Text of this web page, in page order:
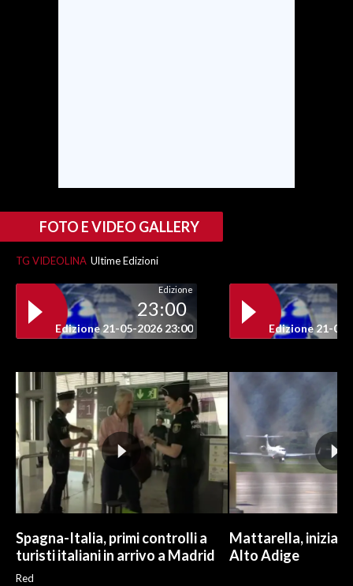
#CARAUNIONE
INSULARITÀ
ABBONATI
ANNUNCI
NECROLOGI
PUBBLICITÀ
SPIAGGE
STORE
FOTO E VIDEO GALLERY
TG VIDEOLINA Ultime Edizioni
Edizione
23:00
Edizione 21-05-2026 23:00 Edizione 21-05-
Spagna-Italia, primi controlli a
turisti italiani in arrivo a Madrid
Red
Mattarella, iniziate
Alto Adige